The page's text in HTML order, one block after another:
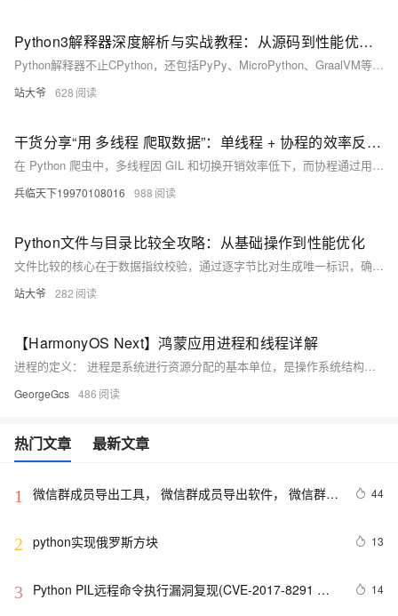
Python3解释器深度解析与实战教程：从源码到性能优化的全路径探索
Python解释器不止CPython，还包括PyPy、MicroPython、GraalVM等，各具特色，适用于不同场景。本文深入解析Python解释器的工作原理、内存管理机制、GIL限制及其优化策略，并介绍性能调优工具链及未来发展方向，助力开发者提升Python应用性能。
站大爷 628
干货分享“用 多线程 爬取数据”：单线程 + 协程的效率反超 3 倍，这才是 Python 异步的正确打开方式
在 Python 爬虫中，多线程因 GIL 和切换开销效率低下，而协程通过用户态调度实现高并发，大幅提升爬取效率。本文详解协程原理、实战对比多线程性能，并提供最佳实践，助你掌握异步爬虫核心技术。
兵临天下19970108016 988
Python文件与目录比较全攻略：从基础操作到性能优化
文件比较的核心在于数据指纹校验，通过逐字节比对生成唯一标识，确保内容一致性。从标准库的os与filecmp到高性能第三方库如pydiffx，再到分布式与量子加密技术的未来趋势，文件比较广泛应用于数据备份、代码审查与系统监控等领域，是保障数据完整性的关键技术手段。
站大爷 282
【HarmonyOS Next】鸿蒙应用进程和线程详解
进程的定义： 进程是系统进行资源分配的基本单位，是操作系统结构的基础。 在鸿蒙系统中，一个应用下会有三类进程：
GeorgeGcs 486
热门文章 最新文章
1
微信群成员导出工具， 微信群成员导出软件， 微信群管
44
2 python实现俄罗斯方块 13
3
Python PIL远程命令执行漏洞复现(CVE-2017-8291
14